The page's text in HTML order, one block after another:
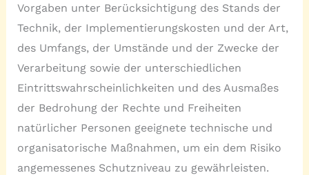
Vorgaben unter Berücksichtigung des Stands der
Technik, der Implementierungskosten und der Art,
des Umfangs, der Umstände und der Zwecke der
Verarbeitung sowie der unterschiedlichen
Eintrittswahrscheinlichkeiten und des Ausmaßes
der Bedrohung der Rechte und Freiheiten
natürlicher Personen geeignete technische und
organisatorische Maßnahmen, um ein dem Risiko
angemessenes Schutzniveau zu gewährleisten.